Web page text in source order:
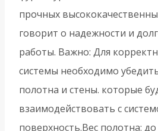
прочных
говорит о надежности и
работы. Важно: Для
системы необходимо
полотна и стены. которые
взаимодействовать с
поверхность.Вес полотна: